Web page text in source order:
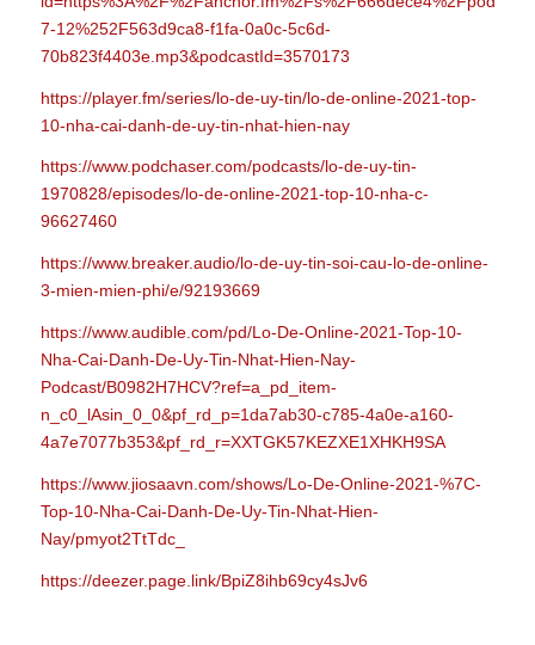
7-12%252F563d9ca8-f1fa-0a0c-5c6d-
70b823f4403e.mp3&podcastId=3570173
https://player.fm/series/lo-de-uy-tin/lo-de-online-2021-top-
10-nha-cai-danh-de-uy-tin-nhat-hien-nay
https://www.podchaser.com/podcasts/lo-de-uy-tin-
1970828/episodes/lo-de-online-2021-top-10-nha-c-
96627460
https://www.breaker.audio/lo-de-uy-tin-soi-cau-lo-de-online-
3-mien-mien-phi/e/92193669
https://www.audible.com/pd/Lo-De-Online-2021-Top-10-
Nha-Cai-Danh-De-Uy-Tin-Nhat-Hien-Nay-
Podcast/B0982H7HCV?ref=a_pd_item-
n_c0_lAsin_0_0&pf_rd_p=1da7ab30-c785-4a0e-a160-
4a7e7077b353&pf_rd_r=XXTGK57KEZXE1XHKH9SA
https://www.jiosaavn.com/shows/Lo-De-Online-2021-%7C-
Top-10-Nha-Cai-Danh-De-Uy-Tin-Nhat-Hien-
Nay/pmyot2TtTdc_
https://deezer.page.link/BpiZ8ihb69cy4sJv6